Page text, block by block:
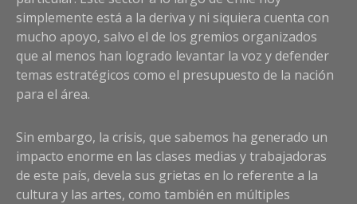
simplemente está a la deriva y ni siquiera cuenta con
mucho apoyo, salvo el de los gremios organizados
que al menos han logrado levantar la voz y defender
temas estratégicos como el presupuesto de la nación
para el área.
Sin embargo, la crisis, que sabemos ha generado un
impacto enorme en las clases medias y trabajadoras
de este país, devela sus grietas en lo referente a la
cultura y las artes, como también en múltiples